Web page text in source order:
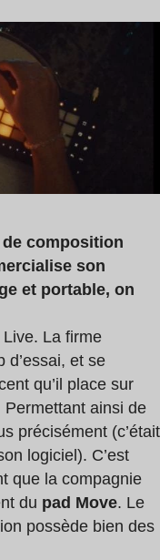
composition
son
et portable, on
Live. La firme
d’essai, et se
qu’il place sur
Permettant ainsi de
précisément (c’était
logiciel). C’est
que la compagnie
du pad Move. Le
possède bien des